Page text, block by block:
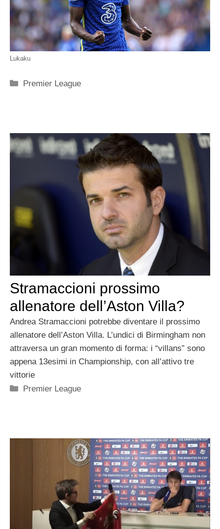
Lukaku
Categorie
Premier League
Stramaccioni prossimo
allenatore dell’Aston Villa?
Andrea Stramaccioni potrebbe diventare il prossimo
allenatore dell’Aston Villa. L’undici di Birmingham non
attraversa un gran momento di forma: i “villans” sono
appena 13esimi in Championship, con all’attivo tre
vittorie
Categorie
Premier League